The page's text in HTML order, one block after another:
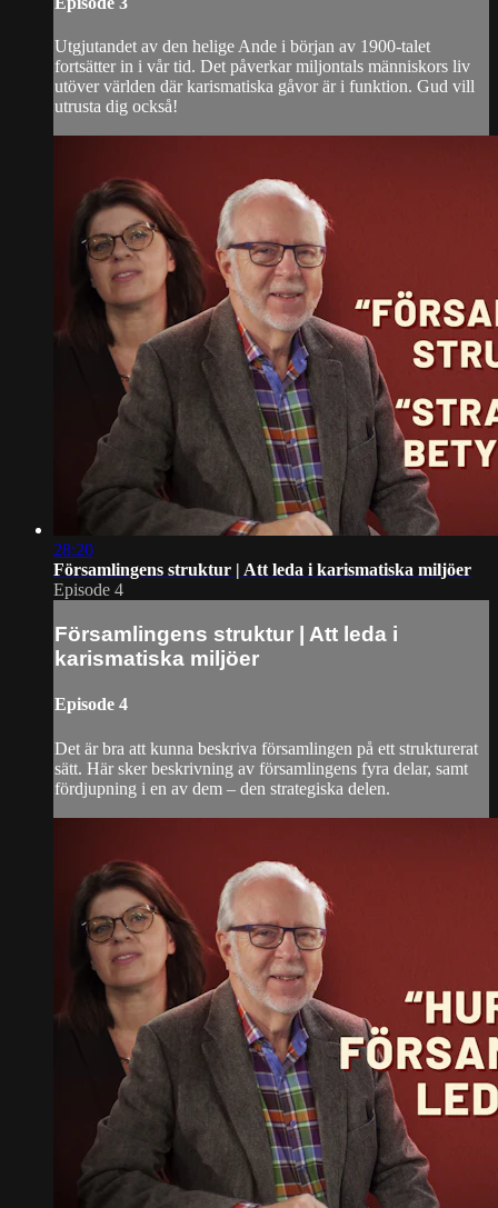
Utgjutandet av den helige Ande i början av 1900-talet
fortsätter in i vår tid. Det påverkar miljontals människors liv
utöver världen där karismatiska gåvor är i funktion. Gud vill
utrusta dig också!
28:20
Församlingens struktur | Att leda i karismatiska miljöer
Episode 4
Församlingens struktur | Att leda i
karismatiska miljöer
Episode 4
Det är bra att kunna beskriva församlingen på ett strukturerat
sätt. Här sker beskrivning av församlingens fyra delar, samt
fördjupning i en av dem – den strategiska delen.